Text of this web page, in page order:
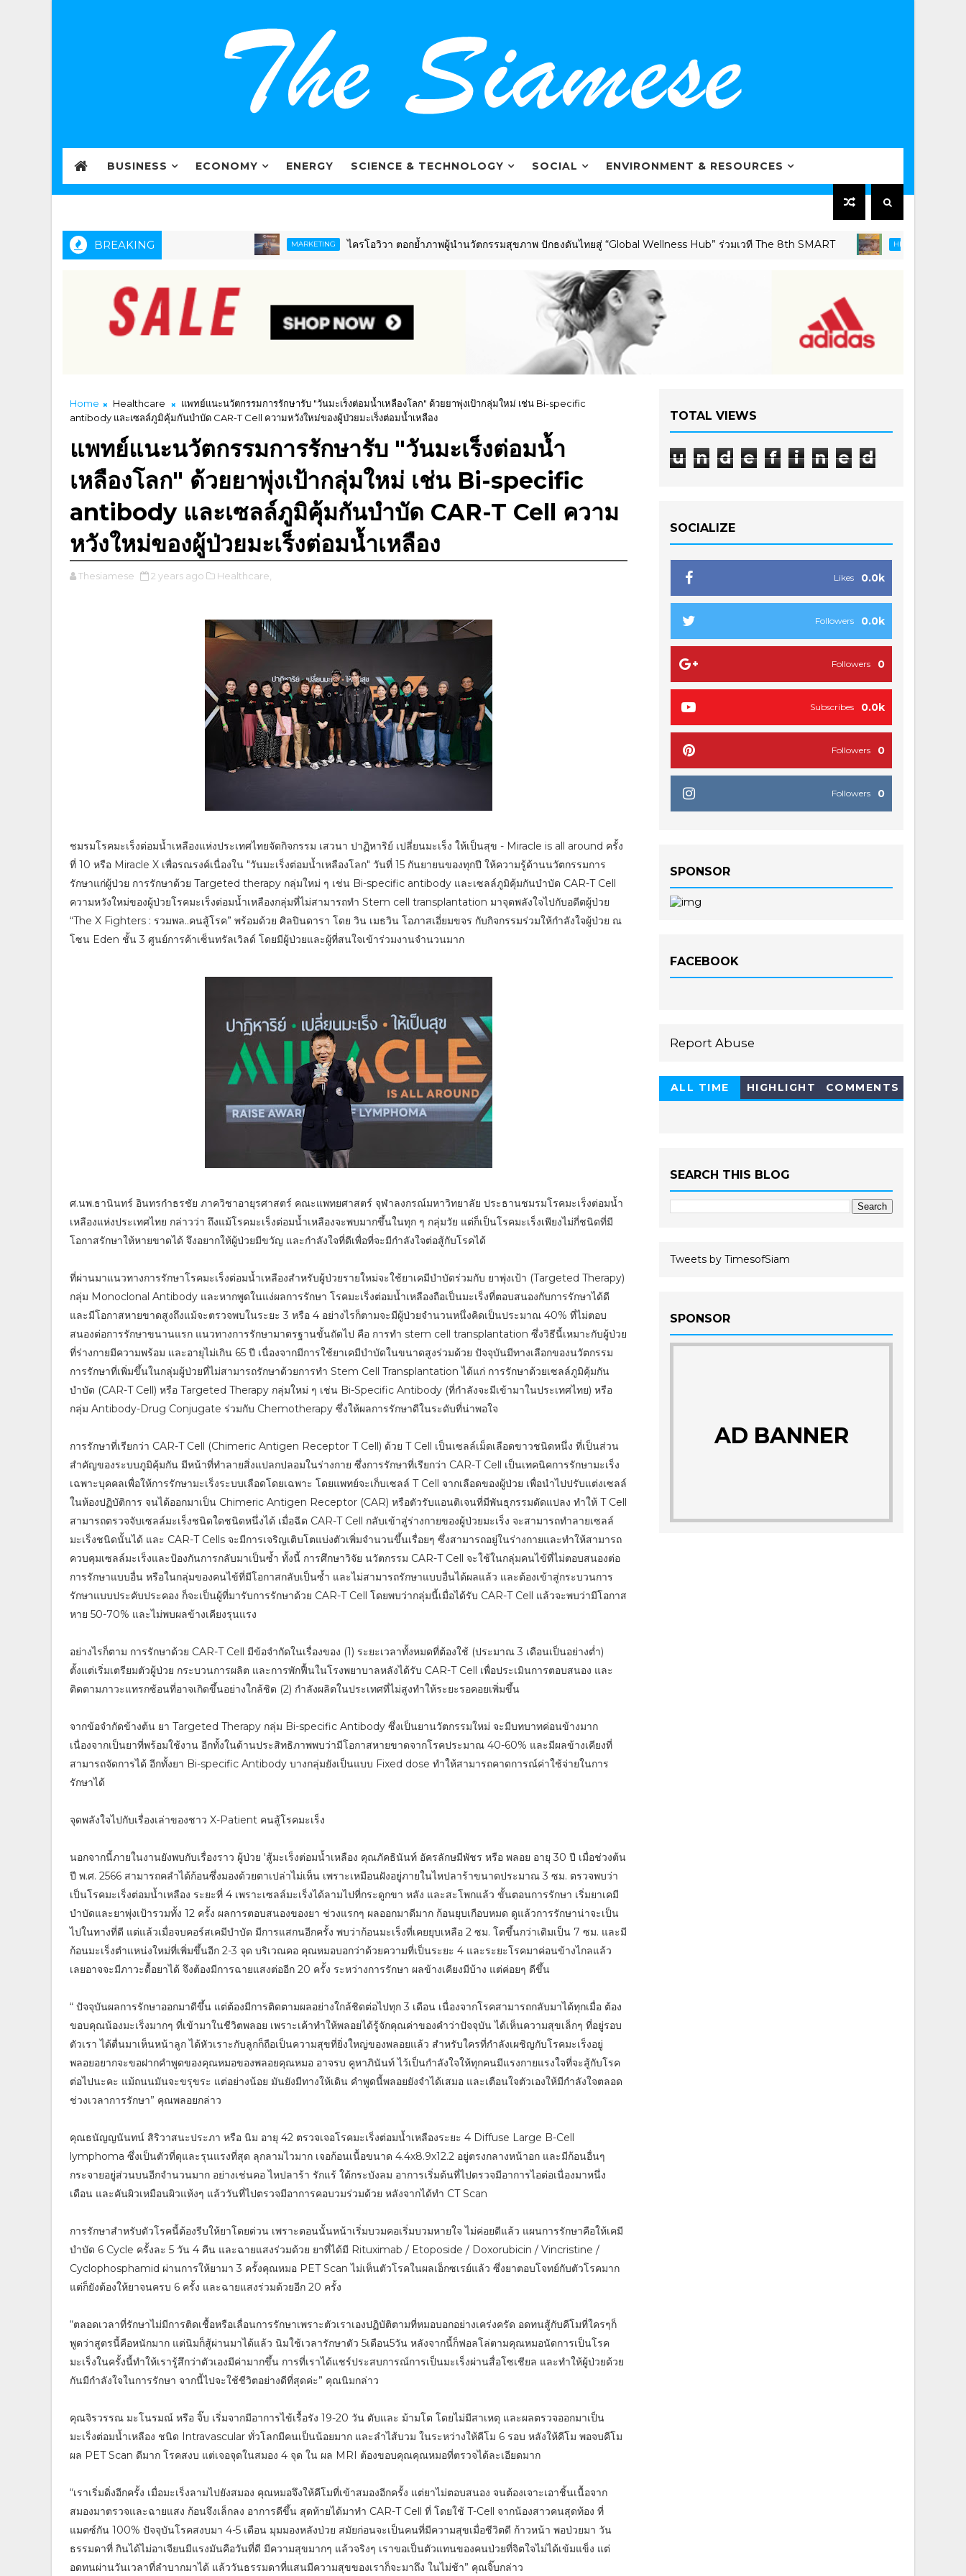
BUSINESS ECONOMY ENERGY SCIENCE & TECHNOLOGY SOCIAL ENVIRONMENT & RESOURCES
BREAKING MARKETING ไครโอวิวา ตอกย้ำภาพผู้นำนวัตกรรมสุขภาพ ปักธงดันไทยสู่ “Global Wellness Hub” ร่วมเวที The 8th SMART HEALTHCARE
Home Healthcare
แพทย์แนะนวัตกรรมการรักษารับ "วันมะเร็งต่อมน้ำเหลืองโลก" ด้วยยาพุ่งเป้ากลุ่มใหม่ เช่น Bi-specific
antibody และเซลล์ภูมิคุ้มกันบำบัด CAR-T Cell ความหวังใหม่ของผู้ป่วยมะเร็งต่อมน้ำเหลือง
แพทย์แนะนวัตกรรมการรักษารับ "วันมะเร็งต่อมน้ำ
เหลืองโลก" ด้วยยาพุ่งเป้ากลุ่มใหม่ เช่น Bi-specific
antibody และเซลล์ภูมิคุ้มกันบำบัด CAR-T Cell ความ
หวังใหม่ของผู้ป่วยมะเร็งต่อมน้ำเหลือง
Thesiamese 2 years ago Healthcare,
ชมรมโรคมะเร็งต่อมน้ำเหลืองแห่งประเทศไทยจัดกิจกรรม เสวนา ปาฏิหาริย์ เปลี่ยนมะเร็ง ให้เป็นสุข - Miracle is all around ครั้ง
ที่ 10 หรือ Miracle X เพื่อรณรงค์เนื่องใน "วันมะเร็งต่อมน้ำเหลืองโลก" วันที่ 15 กันยายนของทุกปี ให้ความรู้ด้านนวัตกรรมการ
รักษาแก่ผู้ป่วย การรักษาด้วย Targeted therapy กลุ่มใหม่ ๆ เช่น Bi-specific antibody และเซลล์ภูมิคุ้มกันบำบัด CAR-T Cell
ความหวังใหม่ของผู้ป่วยโรคมะเร็งต่อมน้ำเหลืองกลุ่มที่ไม่สามารถทำ Stem cell transplantation มาจุดพลังใจไปกับอดีตผู้ป่วย
“The X Fighters : รวมพล..คนสู้โรค” พร้อมด้วย ศิลปินดารา โดย วิน เมธวิน โอภาสเอี่ยมขจร กับกิจกรรมร่วมให้กำลังใจผู้ป่วย ณ
โซน Eden ชั้น 3 ศูนย์การค้าเซ็นทรัลเวิลด์ โดยมีผู้ป่วยและผู้ที่สนใจเข้าร่วมงานจำนวนมาก
ศ.นพ.ธานินทร์ อินทรกำธรชัย ภาควิชาอายุรศาสตร์ คณะแพทยศาสตร์ จุฬาลงกรณ์มหาวิทยาลัย ประธานชมรมโรคมะเร็งต่อมน้ำ
เหลืองแห่งประเทศไทย กล่าวว่า ถึงแม้โรคมะเร็งต่อมน้ำเหลืองจะพบมากขึ้นในทุก ๆ กลุ่มวัย แต่ก็เป็นโรคมะเร็งเพียงไม่กี่ชนิดที่มี
โอกาสรักษาให้หายขาดได้ จึงอยากให้ผู้ป่วยมีขวัญ และกำลังใจที่ดีเพื่อที่จะมีกำลังใจต่อสู้กับโรคได้
ที่ผ่านมาแนวทางการรักษาโรคมะเร็งต่อมน้ำเหลืองสำหรับผู้ป่วยรายใหม่จะใช้ยาเคมีบำบัดร่วมกับ ยาพุ่งเป้า (Targeted Therapy)
กลุ่ม Monoclonal Antibody และหากพูดในแง่ผลการรักษา โรคมะเร็งต่อมน้ำเหลืองถือเป็นมะเร็งที่ตอบสนองกับการรักษาได้ดี
และมีโอกาสหายขาดสูงถึงแม้จะตรวจพบในระยะ 3 หรือ 4 อย่างไรก็ตามจะมีผู้ป่วยจำนวนหนึ่งคิดเป็นประมาณ 40% ที่ไม่ตอบ
สนองต่อการรักษาขนานแรก แนวทางการรักษามาตรฐานขั้นถัดไป คือ การทํา stem cell transplantation ซึ่งวิธีนี้เหมาะกับผู้ป่วย
ที่ร่างกายมีความพร้อม และอายุไม่เกิน 65 ปี เนื่องจากมีการใช้ยาเคมีบําบัดในขนาดสูงร่วมด้วย ปัจจุบันมีทางเลือกของนวัตกรรม
การรักษาที่เพิ่มขึ้นในกลุ่มผู้ป่วยที่ไม่สามารถรักษาด้วยการทำ Stem Cell Transplantation ได้แก่ การรักษาด้วยเซลล์ภูมิคุ้มกัน
บำบัด (CAR-T Cell) หรือ Targeted Therapy กลุ่มใหม่ ๆ เช่น Bi-Specific Antibody (ที่กำลังจะมีเข้ามาในประเทศไทย) หรือ
กลุ่ม Antibody-Drug Conjugate ร่วมกับ Chemotherapy ซึ่งให้ผลการรักษาดีในระดับที่น่าพอใจ
การรักษาที่เรียกว่า CAR-T Cell (Chimeric Antigen Receptor T Cell) ด้วย T Cell เป็นเซลล์เม็ดเลือดขาวชนิดหนึ่ง ที่เป็นส่วน
สำคัญของระบบภูมิคุ้มกัน มีหน้าที่ทำลายสิ่งแปลกปลอมในร่างกาย ซึ่งการรักษาที่เรียกว่า CAR-T Cell เป็นเทคนิคการรักษามะเร็ง
เฉพาะบุคคลเพื่อให้การรักษามะเร็งระบบเลือดโดยเฉพาะ โดยแพทย์จะเก็บเซลล์ T Cell จากเลือดของผู้ป่วย เพื่อนำไปปรับแต่งเซลล์
ในห้องปฏิบัติการ จนได้ออกมาเป็น Chimeric Antigen Receptor (CAR) หรือตัวรับแอนติเจนที่มีพันธุกรรมดัดแปลง ทำให้ T Cell
สามารถตรวจจับเซลล์มะเร็งชนิดใดชนิดหนึ่งได้ เมื่อฉีด CAR-T Cell กลับเข้าสู่ร่างกายของผู้ป่วยมะเร็ง จะสามารถทำลายเซลล์
มะเร็งชนิดนั้นได้ และ CAR-T Cells จะมีการเจริญเติบโตแบ่งตัวเพิ่มจำนวนขึ้นเรื่อยๆ ซึ่งสามารถอยู่ในร่างกายและทำให้สามารถ
ควบคุมเซลล์มะเร็งและป้องกันการกลับมาเป็นซ้ำ ทั้งนี้ การศึกษาวิจัย นวัตกรรม CAR-T Cell จะใช้ในกลุ่มคนไข้ที่ไม่ตอบสนองต่อ
การรักษาแบบอื่น หรือในกลุ่มของคนไข้ที่มีโอกาสกลับเป็นซ้ำ และไม่สามารถรักษาแบบอื่นได้ผลแล้ว และต้องเข้าสู่กระบวนการ
รักษาแบบประคับประคอง ก็จะเป็นผู้ที่มารับการรักษาด้วย CAR-T Cell โดยพบว่ากลุ่มนี้เมื่อได้รับ CAR-T Cell แล้วจะพบว่ามีโอกาส
หาย 50-70% และไม่พบผลข้างเคียงรุนแรง
อย่างไรก็ตาม การรักษาด้วย CAR-T Cell มีข้อจำกัดในเรื่องของ (1) ระยะเวลาทั้งหมดที่ต้องใช้ (ประมาณ 3 เดือนเป็นอย่างต่ำ)
ตั้งแต่เริ่มเตรียมตัวผู้ป่วย กระบวนการผลิต และการพักฟื้นในโรงพยาบาลหลังได้รับ CAR-T Cell เพื่อประเมินการตอบสนอง และ
ติดตามภาวะแทรกซ้อนที่อาจเกิดขึ้นอย่างใกล้ชิด (2) กำลังผลิตในประเทศที่ไม่สูงทำให้ระยะรอคอยเพิ่มขึ้น
จากข้อจำกัดข้างต้น ยา Targeted Therapy กลุ่ม Bi-specific Antibody ซึ่งเป็นยานวัตกรรมใหม่ จะมีบทบาทค่อนข้างมาก
เนื่องจากเป็นยาที่พร้อมใช้งาน อีกทั้งในด้านประสิทธิภาพพบว่ามีโอกาสหายขาดจากโรคประมาณ 40-60% และมีผลข้างเคียงที่
สามารถจัดการได้ อีกทั้งยา Bi-specific Antibody บางกลุ่มยังเป็นแบบ Fixed dose ทำให้สามารถคาดการณ์ค่าใช้จ่ายในการ
รักษาได้
จุดพลังใจไปกับเรื่องเล่าของชาว X-Patient คนสู้โรคมะเร็ง
นอกจากนี้ภายในงานยังพบกับเรื่องราว ผู้ป่วย 'สู้มะเร็งต่อมน้ำเหลือง คุณภัคธินันท์ อัครลักษมีพัชร หรือ พลอย อายุ 30 ปี เมื่อช่วงต้น
ปี พ.ศ. 2566 สามารถคลำได้ก้อนซึ่งมองด้วยตาเปล่าไม่เห็น เพราะเหมือนฝังอยู่ภายในไหปลาร้าขนาดประมาณ 3 ซม. ตรวจพบว่า
เป็นโรคมะเร็งต่อมน้ำเหลือง ระยะที่ 4 เพราะเซลล์มะเร็งได้ลามไปที่กระดูกขา หลัง และสะโพกแล้ว ขั้นตอนการรักษา เริ่มยาเคมี
บำบัดและยาพุ่งเป้ารวมทั้ง 12 ครั้ง ผลการตอบสนองของยา ช่วงแรกๆ ผลออกมาดีมาก ก้อนยุบเกือบหมด ดูแล้วการรักษาน่าจะเป็น
ไปในทางที่ดี แต่แล้วเมื่อจบคอร์สเคมีบำบัด มีการแสกนอีกครั้ง พบว่าก้อนมะเร็งที่เคยยุบเหลือ 2 ซม. โตขึ้นกว่าเดิมเป็น 7 ซม. และมี
ก้อนมะเร็งตำแหน่งใหม่ที่เพิ่มขึ้นอีก 2-3 จุด บริเวณคอ คุณหมอบอกว่าด้วยความที่เป็นระยะ 4 และระยะโรคมาค่อนข้างไกลแล้ว
เลยอาจจะมีภาวะดื้อยาได้ จึงต้องมีการฉายแสงต่ออีก 20 ครั้ง ระหว่างการรักษา ผลข้างเคียงมีบ้าง แต่ค่อยๆ ดีขึ้น
“ ปัจจุบันผลการรักษาออกมาดีขึ้น แต่ต้องมีการติดตามผลอย่างใกล้ชิดต่อไปทุก 3 เดือน เนื่องจากโรคสามารถกลับมาได้ทุกเมื่อ ต้อง
ขอบคุณน้องมะเร็งมากๆ ที่เข้ามาในชีวิตพลอย เพราะเค้าทำให้พลอยได้รู้จักคุณค่าของคำว่าปัจจุบัน ได้เห็นความสุขเล็กๆ ที่อยู่รอบ
ตัวเรา ได้ตื่นมาเห็นหน้าลูก ได้หัวเราะกับลูกก็ถือเป็นความสุขที่ยิ่งใหญ่ของพลอยแล้ว สำหรับใครที่กำลังเผชิญกับโรคมะเร็งอยู่
พลอยอยากจะขอฝากคำพูดของคุณหมอของพลอยคุณหมอ อาจรบ คูหาภินันท์ ไว้เป็นกำลังใจให้ทุกคนมีแรงกายแรงใจที่จะสู้กับโรค
ต่อไปนะคะ แม้ถนนมันจะขรุขระ แต่อย่างน้อย มันยังมีทางให้เดิน คำพูดนี้พลอยยังจำได้เสมอ และเตือนใจตัวเองให้มีกำลังใจตลอด
ช่วงเวลาการรักษา” คุณพลอยกล่าว
คุณธนัญญนันทน์ สิริวาสนะประภา หรือ นิม อายุ 42 ตรวจเจอโรคมะเร็งต่อมน้ำเหลืองระยะ 4 Diffuse Large B-Cell
lymphoma ซึ่งเป็นตัวที่ดุและรุนแรงที่สุด ลุกลามไวมาก เจอก้อนเนื้อขนาด 4.4x8.9x12.2 อยู่ตรงกลางหน้าอก และมีก้อนอื่นๆ
กระจายอยู่ส่วนบนอีกจำนวนมาก อย่างเช่นคอ ไหปลาร้า รักแร้ ใต้กระบังลม อาการเริ่มต้นที่ไปตรวจมีอาการไอต่อเนื่องมาหนึ่ง
เดือน และคันผิวเหมือนผิวแห้งๆ แล้ววันที่ไปตรวจมีอาการคอบวมร่วมด้วย หลังจากได้ทำ CT Scan
การรักษาสำหรับตัวโรคนี้ต้องรีบให้ยาโดยด่วน เพราะตอนนั้นหน้าเริ่มบวมคอเริ่มบวมหายใจ ไม่ค่อยดีแล้ว แผนการรักษาคือให้เคมี
บำบัด 6 Cycle ครั้งละ 5 วัน 4 คืน และฉายแสงร่วมด้วย ยาที่ได้มี Rituximab / Etoposide / Doxorubicin / Vincristine /
Cyclophosphamid ผ่านการให้ยามา 3 ครั้งคุณหมอ PET Scan ไม่เห็นตัวโรคในผลเอ็กซเรย์แล้ว ซึ่งยาตอบโจทย์กับตัวโรคมาก
แต่ก็ยังต้องให้ยาจนครบ 6 ครั้ง และฉายแสงร่วมด้วยอีก 20 ครั้ง
“ตลอดเวลาที่รักษาไม่มีการติดเชื้อหรือเลื่อนการรักษาเพราะตัวเราเองปฏิบัติตามที่หมอบอกอย่างเคร่งครัด อดทนสู้กับคีโมที่ใครๆก็
พูดว่าสูตรนี้คือหนักมาก แต่นิมก็สู้ผ่านมาได้แล้ว นิมใช้เวลารักษาตัว 5เดือน5วัน หลังจากนี้ก็ฟอลโล่ตามคุณหมอนัดการเป็นโรค
มะเร็งในครั้งนี้ทำให้เรารู้สึกว่าตัวเองมีค่ามากขึ้น การที่เราได้แชร์ประสบการณ์การเป็นมะเร็งผ่านสื่อโซเชียล และทำให้ผู้ป่วยด้วย
กันมีกำลังใจในการรักษา จากนี้ไปจะใช้ชีวิตอย่างดีที่สุดค่ะ” คุณนิมกล่าว
คุณจิรวรรณ มะโนรมณ์ หรือ จิ๊บ เริ่มจากมีอาการไข้เรื้อรัง 19-20 วัน ตับและ ม้ามโต โดยไม่มีสาเหตุ และผลตรวจออกมาเป็น
มะเร็งต่อมน้ำเหลือง ชนิด Intravascular ทั่วโลกมีคนเป็นน้อยมาก และลำไส้บวม ในระหว่างให้คีโม 6 รอบ หลังให้คีโม พอจบคีโม
ผล PET Scan ดีมาก โรคสงบ แต่เจอจุดในสมอง 4 จุด ใน ผล MRI ต้องขอบคุณคุณหมอที่ตรวจได้ละเอียดมาก
“เราเริ่มดิ่งอีกครั้ง เมื่อมะเร็งลามไปยังสมอง คุณหมอจึงให้คีโมที่เข้าสมองอีกครั้ง แต่ยาไม่ตอบสนอง จนต้องเจาะเอาชิ้นเนื้อจาก
สมองมาตรวจและฉายแสง ก้อนจึงเล็กลง อาการดีขึ้น สุดท้ายได้มาทำ CAR-T Cell ที่ โดยใช้ T-Cell จากน้องสาวคนสุดท้อง ที่
แมตซ์กัน 100% ปัจจุบันโรคสงบมา 4-5 เดือน มุมมองหลังป่วย สมัยก่อนจะเป็นคนที่มีความสุขเมื่อชีวิตดี ก้าวหน้า พอป่วยมา วัน
ธรรมดาที่ กินได้ไม่อาเจียนมีแรงมันคือวันที่ดี มีความสุขมากๆ แล้วจริงๆ เราขอเป็นตัวแทนของคนป่วยที่จิตใจไม่ได้เข้มแข็ง แต่
อดทนผ่านวันเวลาที่ลำบากมาได้ แล้ววันธรรมดาที่แสนมีความสุขของเราก็จะมาถึง ในไม่ช้า” คุณจิ๊บกล่าว
TOTAL VIEWS
u n d e f i n e d
SOCIALIZE
0.0k
Likes
0.0k
Followers
0
Followers
0.0k
Subscribes
0
Followers
0
Followers
SPONSOR
FACEBOOK
Report Abuse
ALL TIME
HIGHLIGHT COMMENTS
SEARCH THIS BLOG
Tweets by TimesofSiam
SPONSOR
AD BANNER